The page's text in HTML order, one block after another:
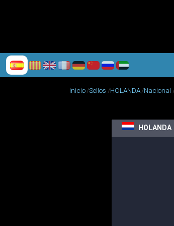
Inicio Sellos HOLANDA Nacional
HOLANDA